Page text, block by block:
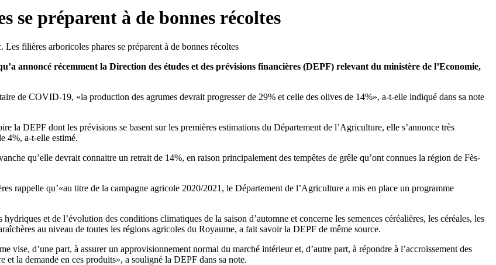
se préparent à de bonnes récoltes
annoncé récemment la Direction des études et des prévisions financières (DEPF) relevant du ministère de l’Economie,
de COVID-19, «la production des agrumes devrait progresser de 29% et celle des olives de 14%», a-t-elle indiqué dans sa note
la DEPF dont les prévisions se basent sur les premières estimations du Département de l’Agriculture, elle s’annonce très
4%, a-t-elle estimé.
qu’elle devrait connaitre un retrait de 14%, en raison principalement des tempêtes de grêle qu’ont connues la région de Fès-
rappelle qu’«au titre de la campagne agricole 2020/2021, le Département de l’Agriculture a mis en place un programme
et de l’évolution des conditions climatiques de la saison d’automne et concerne les semences céréalières, les céréales, les
au niveau de toutes les régions agricoles du Royaume, a fait savoir la DEPF de même source.
vise, d’une part, à assurer un approvisionnement normal du marché intérieur et, d’autre part, à répondre à l’accroissement des
la demande en ces produits», a souligné la DEPF dans sa note.